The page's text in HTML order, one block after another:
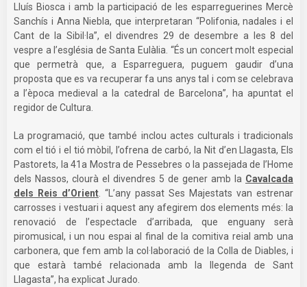
Lluís Biosca i amb la participació de les esparreguerines Mercè
Sanchís i Anna Niebla, que interpretaran “Polifonia, nadales i el
Cant de la Sibil·la”, el divendres 29 de desembre a les 8 del
vespre a l’església de Santa Eulàlia. “És un concert molt especial
que permetrà que, a Esparreguera, puguem gaudir d’una
proposta que es va recuperar fa uns anys tal i com se celebrava
a l’època medieval a la catedral de Barcelona”, ha apuntat el
regidor de Cultura.
La programació, que també inclou actes culturals i tradicionals
com el tió i el tió mòbil, l’ofrena de carbó, la Nit d’en Llagasta, Els
Pastorets, la 41a Mostra de Pessebres o la passejada de l’Home
dels Nassos, clourà el divendres 5 de gener amb la Cavalcada
dels Reis d’Orient . “L’any passat Ses Majestats van estrenar
carrosses i vestuari i aquest any afegirem dos elements més: la
renovació de l’espectacle d’arribada, que enguany serà
piromusical, i un nou espai al final de la comitiva reial amb una
carbonera, que fem amb la col·laboració de la Colla de Diables, i
que estarà també relacionada amb la llegenda de Sant
Llagasta”, ha explicat Jurado.